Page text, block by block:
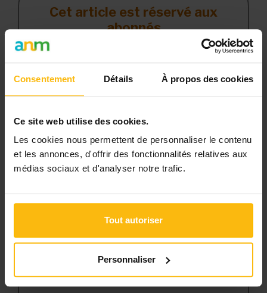
Consentement Détails À propos des cookies
Ce site web utilise des cookies.
Les cookies nous permettent de personnaliser le contenu
et les annonces, d'offrir des fonctionnalités relatives aux
médias sociaux et d'analyser notre trafic.
Tout autoriser
Personnaliser
Cet article est réservé aux
abonnés
L’abonnement MonASBL vous donne
un accès complet à des ressources
pratiques et à une expertise actualisée
pour gérer efficacement votre ASBL.
Avec votre abonnement, vous
bénéficiez de :
l’accès libre à l’ensemble des
pratiques régulièrement mis à jour
une boîte à outils avec des
modèles et ressources